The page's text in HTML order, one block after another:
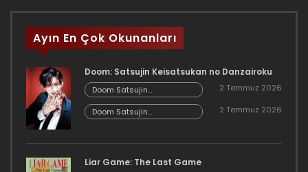
Ayın En Çok Okunanları
Doom: Satsujin Keisatsukan no Danzairoku
Doom Satsujin
Keisatsukan no
Danzairoku 06.02
2 Temmuz 2026
Doom Satsujin
Keisatsukan no
2 Temmuz 2026
Liar Game: The Last Game